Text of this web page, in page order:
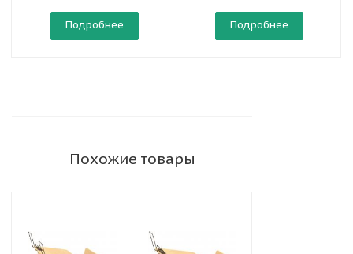
Подробнее Подробнее
Похожие товары